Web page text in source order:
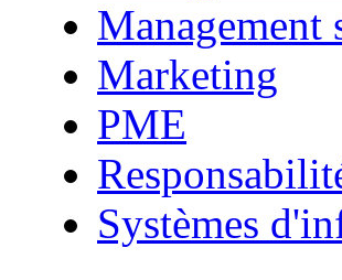
Management
Marketing
PME
Systèmes